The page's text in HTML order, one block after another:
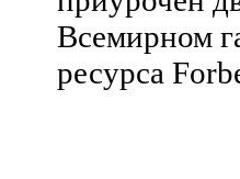
Всемирном
ресурса